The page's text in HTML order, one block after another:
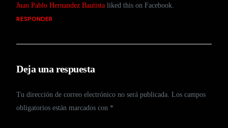
Juan Pablo Hernandez Bautista liked this on Facebook.
RESPONDER
Deja una respuesta
Tu dirección de correo electrónico no será publicada. Los campos
obligatorios están marcados con *